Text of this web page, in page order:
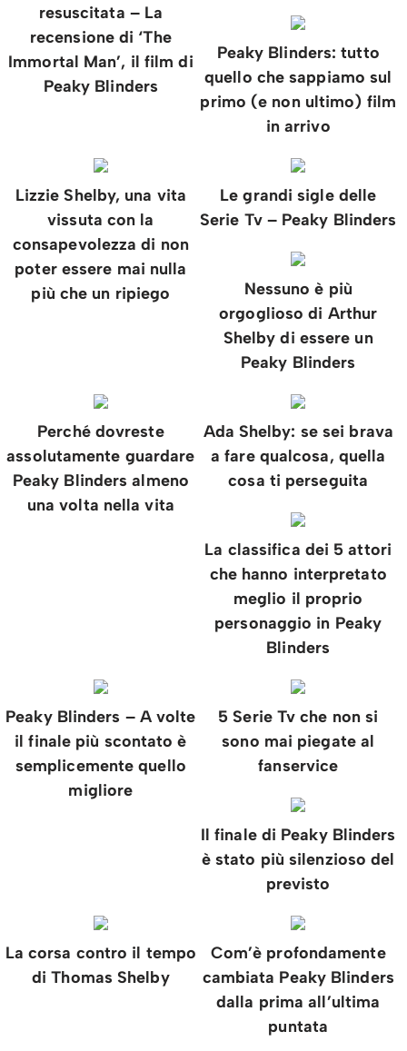
resuscitata – La
recensione di ‘The
Immortal Man’, il film di
Peaky Blinders
Peaky Blinders: tutto
quello che sappiamo sul
primo (e non ultimo) film
in arrivo
Lizzie Shelby, una vita
vissuta con la
consapevolezza di non
poter essere mai nulla
più che un ripiego
Le grandi sigle delle
Serie Tv – Peaky Blinders
Nessuno è più
orgoglioso di Arthur
Shelby di essere un
Peaky Blinders
Perché dovreste
assolutamente guardare
Peaky Blinders almeno
una volta nella vita
Ada Shelby: se sei brava
a fare qualcosa, quella
cosa ti perseguita
La classifica dei 5 attori
che hanno interpretato
meglio il proprio
personaggio in Peaky
Blinders
Peaky Blinders – A volte
il finale più scontato è
semplicemente quello
migliore
5 Serie Tv che non si
sono mai piegate al
fanservice
Il finale di Peaky Blinders
è stato più silenzioso del
previsto
La corsa contro il tempo
di Thomas Shelby
Com’è profondamente
cambiata Peaky Blinders
dalla prima all’ultima
puntata